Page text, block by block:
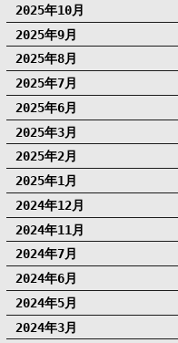
2025年10月
2025年9月
2025年8月
2025年7月
2025年6月
2025年3月
2025年2月
2025年1月
2024年12月
2024年11月
2024年7月
2024年6月
2024年5月
2024年3月